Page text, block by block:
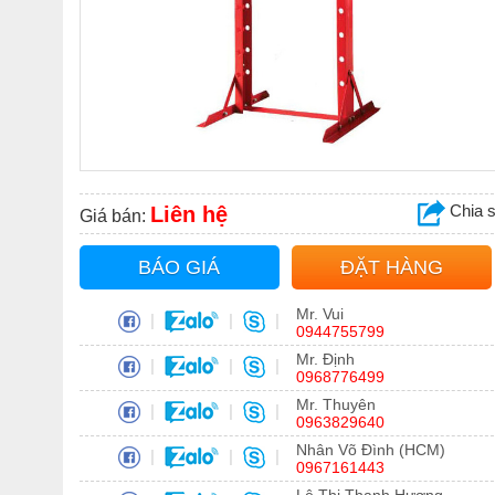
Giá bán: Liên hệ Chia
BÁO GIÁ ĐẶT HÀNG
| | |
Mr. Vui
0944755799
| | |
Mr. Định
0968776499
| | |
Mr. Thuyên
0963829640
| | |
Nhân Võ Đình (HCM)
0967161443